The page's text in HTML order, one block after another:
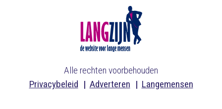
Alle rechten voorbehouden
Privacybeleid
Adverteren Langemensen